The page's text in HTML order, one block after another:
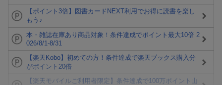
【ポイント3倍】図書カードNEXT利用でお得に読書を楽し
もう♪
本・雑誌在庫あり商品対象！条件達成でポイント最大10倍 2
026/8/1-8/31
【楽天Kobo】初めての方！条件達成で楽天ブックス購入分
がポイント20倍
【楽天モバイルご利用者限定】条件達成で100万ポイント山